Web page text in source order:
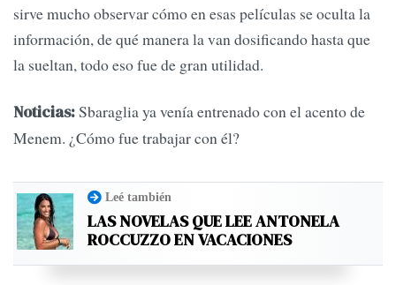
sirve mucho observar cómo en esas películas se oculta la
información, de qué manera la van dosificando hasta que
la sueltan, todo eso fue de gran utilidad.
Noticias:Sbaraglia ya venía entrenado con el acento de
Menem. ¿Cómo fue trabajar con él?
Leé también
LAS NOVELAS QUE LEE ANTONELA
ROCCUZZO EN VACACIONES